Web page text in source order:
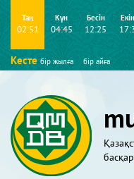
Таң
02:51
Күн
04:45
Бесін
12:25
Кесте бір жылға бір айға